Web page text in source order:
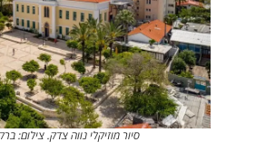
סיור מוזיקלי נווה צדק. צילום: